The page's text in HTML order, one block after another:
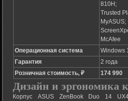
810H;
Trusted
MyASUS;
McAfee
Операционная система
Windows
Гарантия
2 года
Розничная стоимость, ₽
174 990
Дизайн и эргономика
Корпус ASUS ZenBook Duo 14